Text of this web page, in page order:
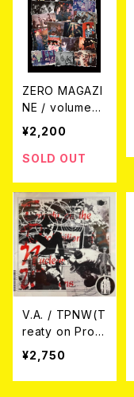
ZERO MAGAZI
NE / volume4
【80s九州HARD
CORE&PUNK】
(MAGAZINE)
¥2,200
SOLD OUT
V.A. / TPNW(T
reaty on Prohi
bition of Nucl
ear Weapons)
CD＋ZINE(TO
¥2,750